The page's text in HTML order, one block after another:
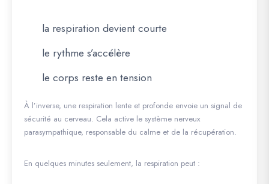
la respiration devient courte
le rythme s’accélère
le corps reste en tension
À l’inverse, une respiration lente et profonde envoie un signal de
sécurité au cerveau. Cela active le système nerveux
parasympathique, responsable du calme et de la récupération.
En quelques minutes seulement, la respiration peut :